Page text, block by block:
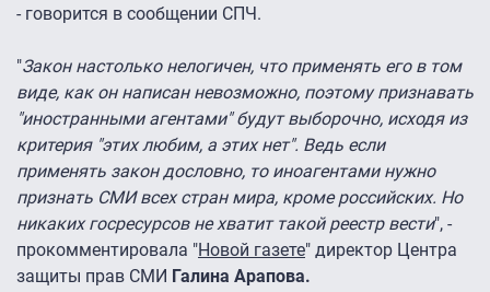
- говорится в сообщении СПЧ.
"Закон настолько нелогичен, что применять его в том
виде, как он написан невозможно, поэтому признавать
"иностранными агентами" будут выборочно, исходя из
критерия "этих любим, а этих нет". Ведь если
применять закон дословно, то иноагентами нужно
признать СМИ всех стран мира, кроме российских. Но
никаких госресурсов не хватит такой реестр вести", -
прокомментировала "Новой газете" директор Центра
защиты прав СМИ Галина Арапова.